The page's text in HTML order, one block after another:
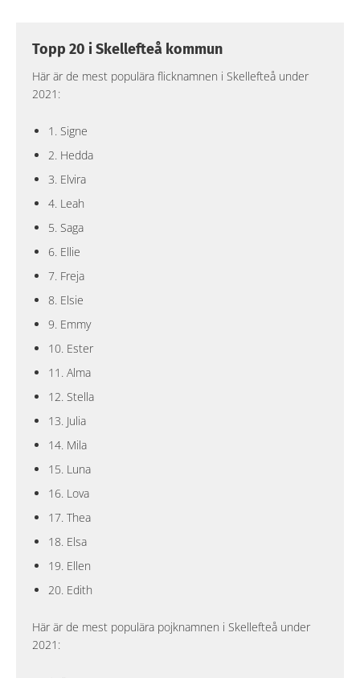
Topp 20 i Skellefteå kommun
Här är de mest populära flicknamnen i Skellefteå under
2021:
1. Signe
2. Hedda
3. Elvira
4. Leah
5. Saga
6. Ellie
7. Freja
8. Elsie
9. Emmy
10. Ester
11. Alma
12. Stella
13. Julia
14. Mila
15. Luna
16. Lova
17. Thea
18. Elsa
19. Ellen
20. Edith
Här är de mest populära pojknamnen i Skellefteå under
2021: